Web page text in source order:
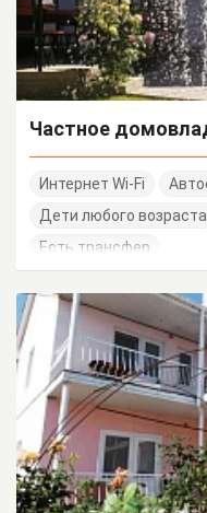
Частное
Интернет Wi-Fi
Дети любого возраста
Есть трансфер